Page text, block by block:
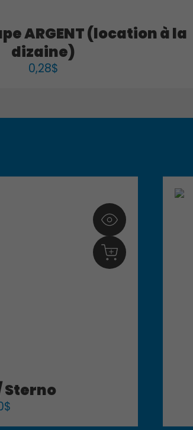
ARGENT (location à la
dizaine)
0,28$
Sterno
$